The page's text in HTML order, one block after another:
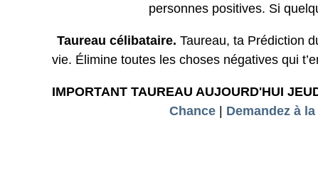
personnes positives. Si
Taureau célibataire. Taureau, ta Prédiction
vie. Élimine toutes les choses négatives qui
IMPORTANT TAUREAU AUJOURD'HUI
Chance| Demandez à